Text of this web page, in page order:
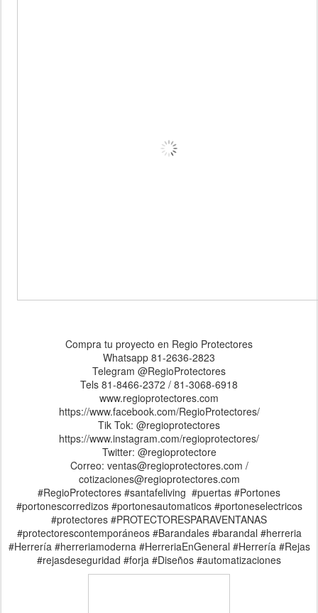
Compra tu proyecto en Regio Protectores
Whatsapp 81-2636-2823
Telegram @RegioProtectores
Tels 81-8466-2372 / 81-3068-6918
www.regioprotectores.com
https://www.facebook.com/RegioProtectores/
Tik Tok: @regioprotectores
https://www.instagram.com/regioprotectores/
Twitter: @regioprotectore
Correo: ventas@regioprotectores.com /
cotizaciones@regioprotectores.com
#RegioProtectores #santafeliving #puertas #Portones
#portonescorredizos #portonesautomaticos #portoneselectricos
#protectores #PROTECTORESPARAVENTANAS
#protectorescontemporáneos #Barandales #barandal #herreria
#Herrería #herreriamoderna #HerreriaEnGeneral #Herrería #Rejas
#rejasdeseguridad #forja #Diseños #automatizaciones